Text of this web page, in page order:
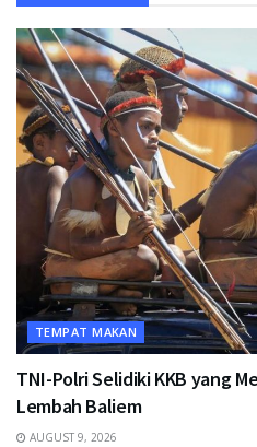
TEMPAT MAKAN
TNI-Polri Selidiki KKB yang
Lembah Baliem
AUGUST 9, 2026